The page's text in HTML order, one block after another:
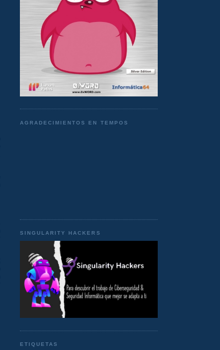
AGRADECIMIENTOS EN TEMPOS
SINGULARITY HACKERS
ETIQUETAS